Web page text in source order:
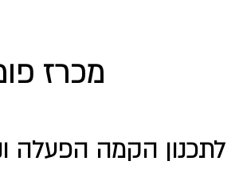
מכרז
לתכנון הקמה הפעלה